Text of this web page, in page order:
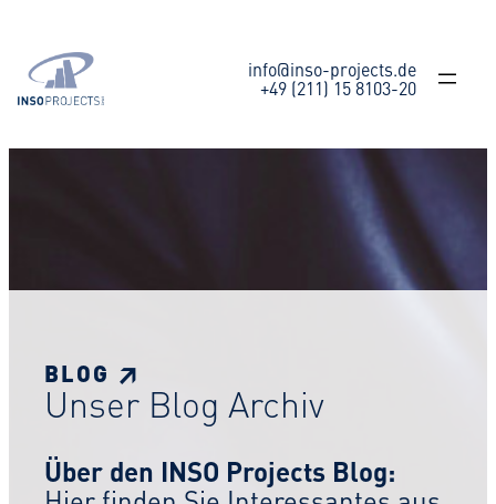
springen
info@inso-projects.de
+49 (211) 15 8103-20
BLOG ↗
Unser Blog Archiv
Über den INSO Projects Blog: